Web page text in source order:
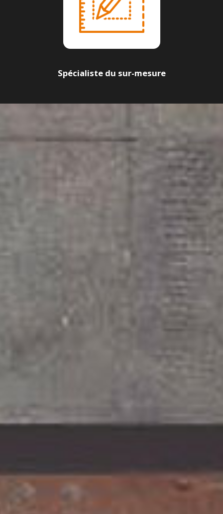
Spécialiste du sur-mesure